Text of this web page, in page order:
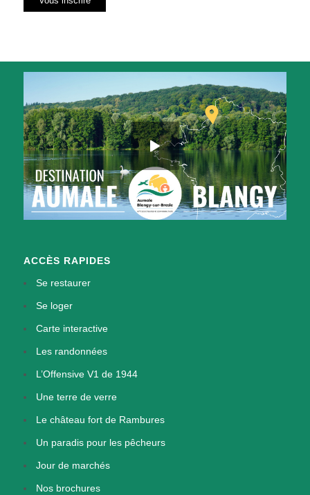
ACCÈS RAPIDES
Se restaurer
Se loger
Carte interactive
Les randonnées
L’Offensive V1 de 1944
Une terre de verre
Le château fort de Rambures
Un paradis pour les pêcheurs
Jour de marchés
Nos brochures